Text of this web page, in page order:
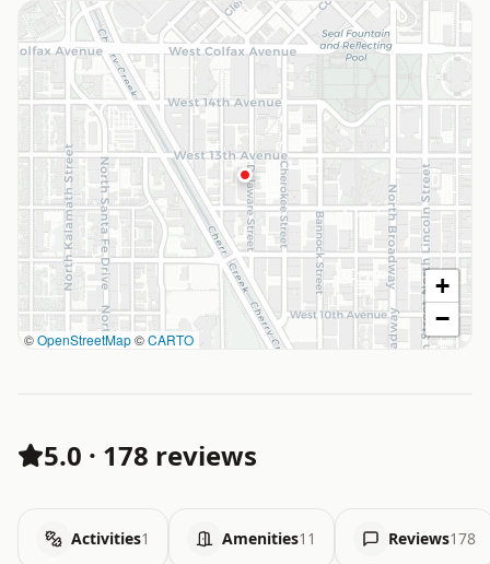
©OpenStreetMap©CARTO
+
−
5.0 · 178 reviews
Activities1 Amenities11 Reviews178